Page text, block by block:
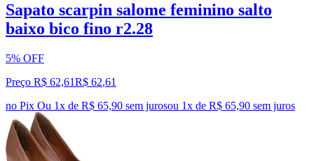
Sapato scarpin salome feminino salto
baixo bico fino r2.28
5% OFF
Preço R$ 62,61R$ 62,61
no Pix Ou 1x de R$ 65,90 sem jurosou 1x de R$ 65,90 sem juros